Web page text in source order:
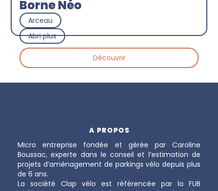
Borne Néo
Arceau
Abri plus
Découvrir
A PROPOS
Micro entreprise fondée et gérée par Caroline
Boussac, experte dans le conseil et l’estimation de
projets d’aménagement de parkings vélo depuis plus
de 6 ans.
La société Clap vélo est référencée par la FUB